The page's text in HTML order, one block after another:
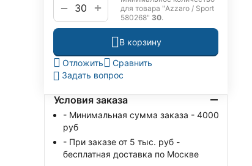
+
−
для товара "Azzaro / Sport
580268" 30.
В корзину
Отложить
Сравнить
Задать вопрос
Условия заказа
- Минимальная сумма заказа - 4000
руб
- При заказе от 5 тыс. руб -
бесплатная доставка по Москве